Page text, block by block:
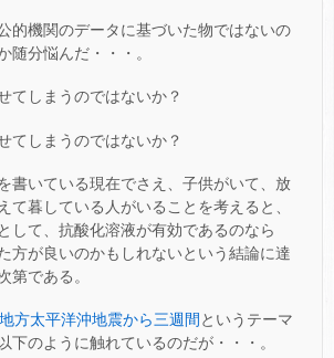
的機関のデータに基づいた物ではないの
随分悩んだ・・・。
てしまうのではないか？
てしまうのではないか？
書いている現在でさえ、子供がいて、放
て暮している人がいることを考えると、
して、抗酸化溶液が有効であるのなら
方が良いのかもしれないという結論に達
第である。
方太平洋沖地震から三週間 というテーマ
下のように触れているのだが・・・。